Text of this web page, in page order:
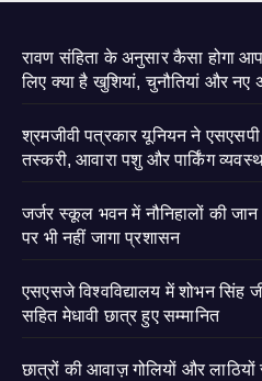
रावण संहिता के अनुसार कैसा होगा
लिए क्या है खुशियां, चुनौतियां और नए
श्रमजीवी पत्रकार यूनियन ने
तस्करी, आवारा पशु और पार्किंग
जर्जर स्कूल भवन में नौनिहालों की
पर भी नहीं जागा प्रशासन
एसएसजे विश्वविद्यालय में शोभन सिंह
सहित मेधावी छात्र हुए सम्मानित
छात्रों की आवाज़ गोलियों और